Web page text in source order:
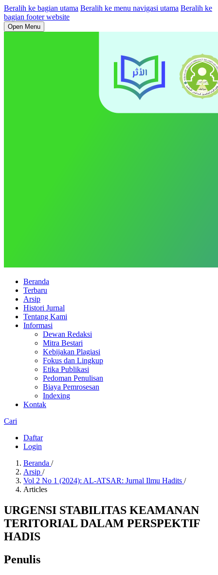
Beralih ke bagian utama Beralih ke menu navigasi utama Beralih ke
bagian footer website
Open Menu
Beranda
Terbaru
Arsip
Histori Jurnal
Tentang Kami
Informasi
Dewan Redaksi
Mitra Bestari
Kebijakan Plagiasi
Fokus dan Lingkup
Etika Publikasi
Pedoman Penulisan
Biaya Pemrosesan
Indexing
Kontak
Cari
Daftar
Login
Beranda /
Arsip /
Vol 2 No 1 (2024): AL-ATSAR: Jurnal Ilmu Hadits /
Articles
URGENSI STABILITAS KEAMANAN
TERITORIAL DALAM PERSPEKTIF
HADIS
Penulis